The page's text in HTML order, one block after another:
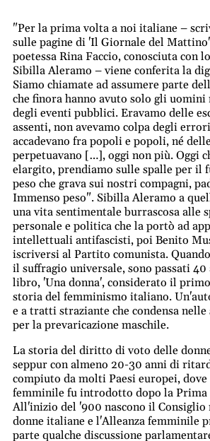
"Per la prima volta a noi italiane –
sulle pagine di 'Il Giornale del
poetessa Rina Faccio, conosciuta con
Sibilla Aleramo – viene conferita la
Siamo chiamate ad assumere parte
che finora hanno avuto solo gli
degli eventi pubblici. Eravamo delle
assenti, non avevamo colpa degli
accadevano fra popoli e popoli, né
perpetuavano […], oggi non più. Oggi
elargito, prendiamo sulle spalle per il
peso che grava sui nostri compagni,
Immenso peso". Sibilla Aleramo a
una vita sentimentale burrascosa alle
personale e politica che la portò ad
intellettuali antifascisti, poi Benito
iscriversi al Partito comunista.
il suffragio universale, sono passati
libro, 'Una donna', considerato il
storia del femminismo italiano.
e a tratti straziante che condensa
per la prevaricazione maschile.
La storia del diritto di voto delle
seppur con almeno 20-30 anni di
compiuto da molti Paesi europei,
femminile fu introdotto dopo la Prima
All'inizio del '900 nascono il Consiglio
donne italiane e l'Alleanza femminile
parte qualche discussione